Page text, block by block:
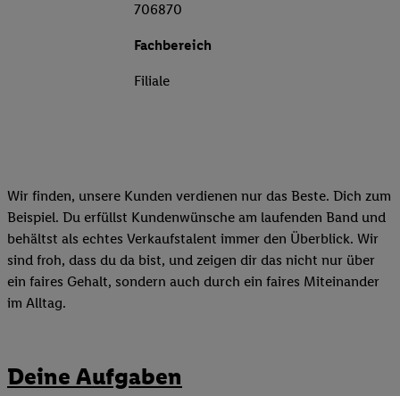
706870
Fachbereich
Filiale
Wir finden, unsere Kunden verdienen nur das Beste. Dich zum
Beispiel. Du erfüllst Kundenwünsche am laufenden Band und
behältst als echtes Verkaufstalent immer den Überblick. Wir
sind froh, dass du da bist, und zeigen dir das nicht nur über
ein faires Gehalt, sondern auch durch ein faires Miteinander
im Alltag.
Deine Aufgaben